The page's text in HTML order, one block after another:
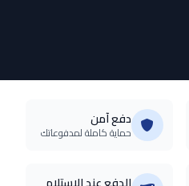
دفع آمن
حماية كاملة لمدفوعاتك